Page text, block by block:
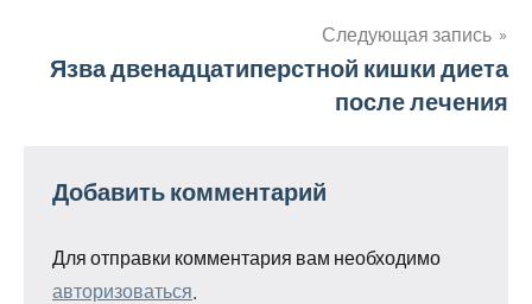
Следующая запись
Язва двенадцатиперстной кишки диета
после лечения
Добавить комментарий
Для отправки комментария вам необходимо
авторизоваться